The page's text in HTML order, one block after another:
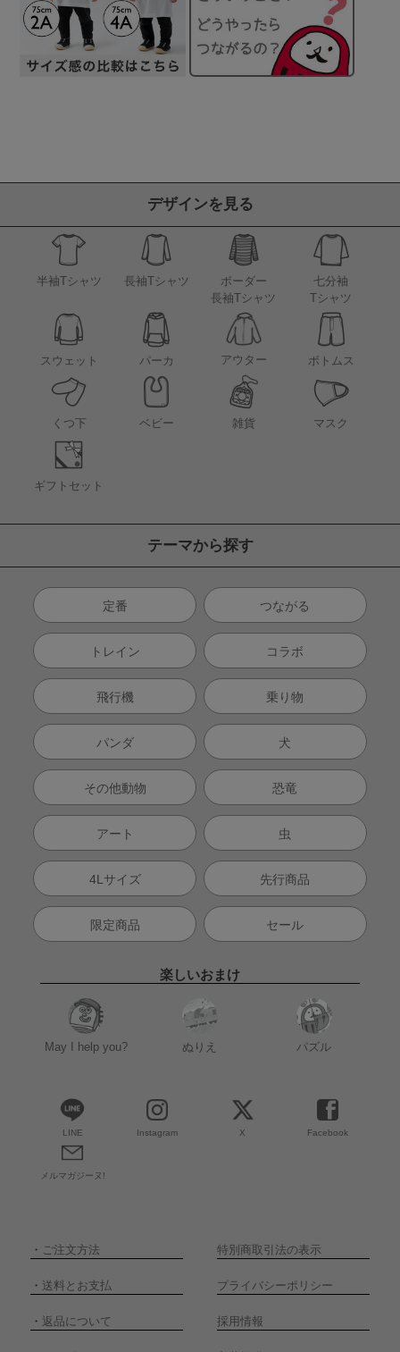
デザインを見る
半袖Tシャツ 長袖Tシャツ
ボーダー
長袖Tシャツ
七分袖
Tシャツ
スウェット パーカ アウター ボトムス
くつ下 ベビー 雑貨 マスク
ギフトセット
テーマから探す
定番 つながる
トレイン コラボ
飛行機 乗り物
パンダ 犬
その他動物 恐竜
アート 虫
4Lサイズ 先行商品
限定商品 セール
楽しいおまけ
May I help you? ぬりえ パズル
LINE Instagram X Facebook
メルマガジーヌ!
・ ご注文方法 特別商取引法の表示
・ 送料とお支払 プライバシーポリシー
・ 返品について 採用情報